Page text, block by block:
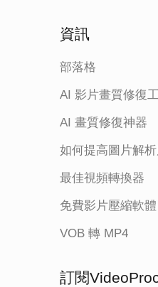
資訊
部落格
AI 影片畫質修復
AI 畫質修復神器
如何提高圖片解
最佳視頻轉換器
免費影片壓縮軟體
VOB 轉 MP4
訂閱